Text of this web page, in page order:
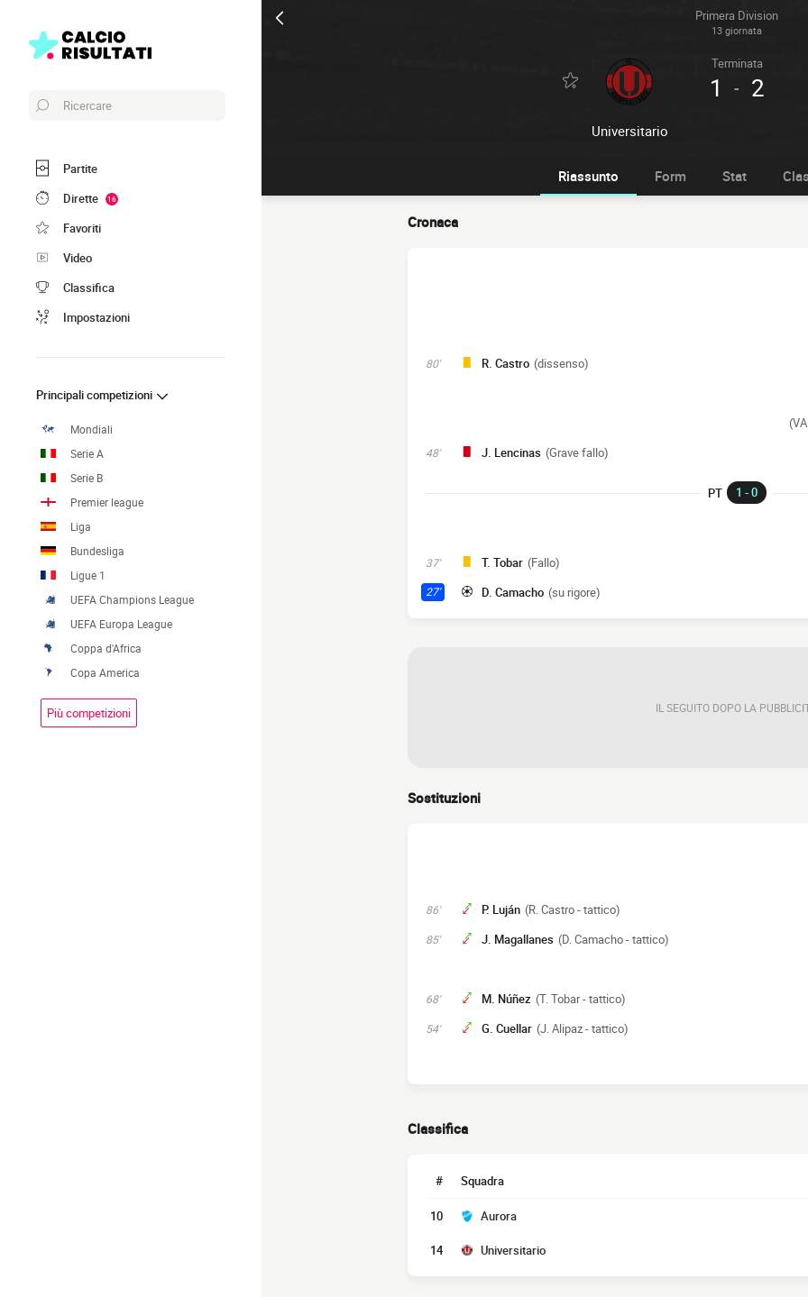
Primera Division
13 giornata
Universitario
Terminata
1 - 2
Ricercare
Partite
Dirette
16
Favoriti
Video
Classifica
Impostazioni
Principali competizioni
Mondiali
Serie A
Serie B
Premier league
Liga
Bundesliga
Ligue 1
UEFA Champions League
UEFA Europa League
Coppa d'Africa
Copa America
Più competizioni
Riassunto Form Stat
Cronaca
80' R. Castro (dissenso)
48' J. Lencinas (Grave fallo)
PT 1 - 0
37' T. Tobar (Fallo)
27' D. Camacho (su rigore)
IL SEGUITO DOPO LA
Sostituzioni
86' P. Luján (R. Castro - tattico)
85' J. Magallanes (D. Camacho - tattico)
68' M. Núñez (T. Tobar - tattico)
54' G. Cuellar (J. Alipaz - tattico)
Classifica
# Squadra
10 Aurora
14 Universitario